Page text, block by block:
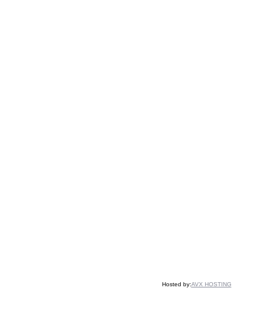
Hosted by:AVX HOSTING